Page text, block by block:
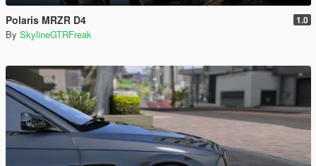
Polaris MRZR D4 1.0
By SkylineGTRFreak